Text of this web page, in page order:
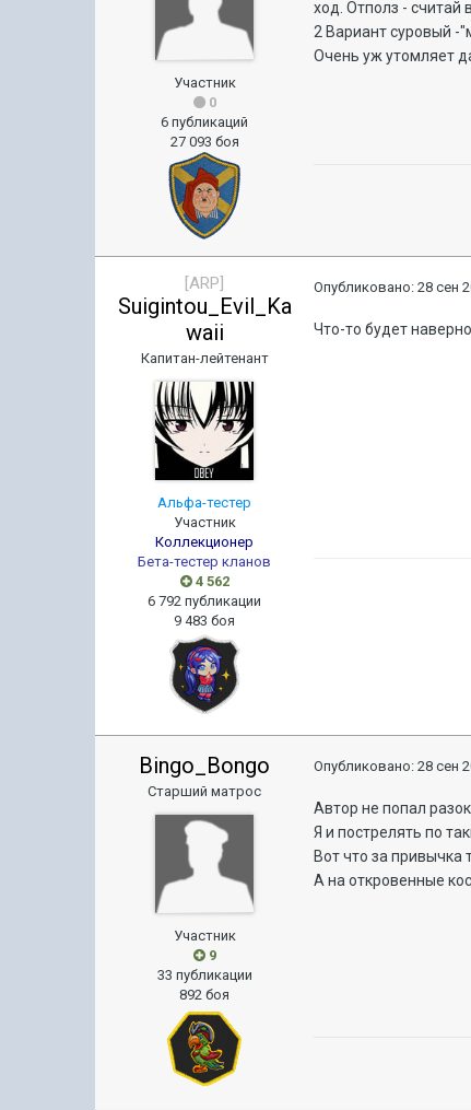
Участник
0
6 публикаций
27 093 боя
ход. Отполз - считай
2 Вариант суровый -
Очень уж утомляет
[ARP]
Suigintou_Evil_Ka
waii
Капитан-лейтенант
Альфа-тестер
Участник
Коллекционер
Бета-тестер кланов
4 562
6 792 публикации
9 483 боя
Опубликовано:28 сен
Что-то будет
Bingo_Bongo
Старший матрос
Участник
9
33 публикации
892 боя
Опубликовано:28 сен
Автор не попал
Я и пострелять по
Вот что за привычка
А на откровенные